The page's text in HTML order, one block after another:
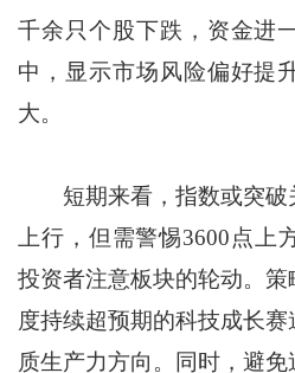
千余只个股下跌，资金进
中，显示市场风险偏好提
大。
短期来看，指数或突破
上行，但需警惕3600点上
投资者注意板块的轮动。
度持续超预期的科技成长
质生产力方向。同时，避